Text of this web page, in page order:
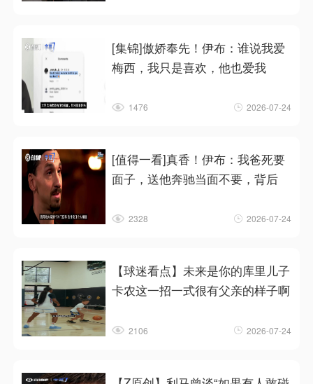
[集锦]傲娇奉先！伊布：谁说我爱
梅西，我只是喜欢，他也爱我
1476 2026-07-24
[值得一看]真香！伊布：我爸死要
面子，送他奔驰当面不要，背后
2328 2026-07-24
【球迷看点】未来是你的库里儿子
卡农这一招一式很有父亲的样子啊
2106 2026-07-24